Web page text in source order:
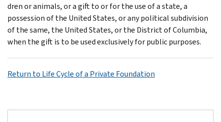
dren or animals, or a gift to or for the use of a state, a
possession of the United States, or any political subdivision
of the same, the United States, or the District of Columbia,
when the gift is to be used exclusively for public purposes.
Return to Life Cycle of a Private Foundation